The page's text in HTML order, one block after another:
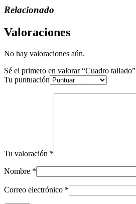
Relacionado
Valoraciones
No hay valoraciones aún.
Sé el primero en valorar “Cuadro tallado”
Tu puntuación
Tu valoración *
Nombre *
Correo electrónico *